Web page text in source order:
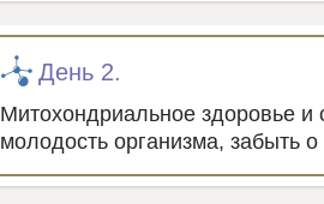
Митохондриальное здоровье и
молодость организма, забыть
День 2.